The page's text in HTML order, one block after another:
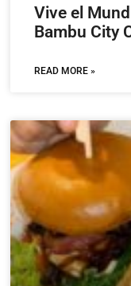
Vive el
Bambu City
READ MORE »